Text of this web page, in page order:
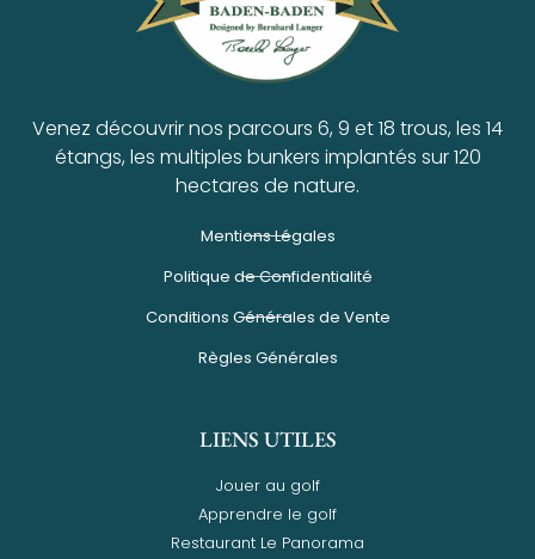
Venez découvrir nos parcours 6, 9 et 18 trous, les 14
étangs, les multiples bunkers implantés sur 120
hectares de nature.
Mentions Légales
Politique de Confidentialité
Conditions Générales de Vente
Règles Générales
LIENS UTILES
Jouer au golf
Apprendre le golf
Restaurant Le Panorama